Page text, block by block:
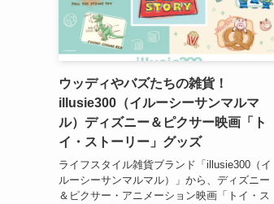
ウッディやバズたちの雑貨！
illusie300（イルーシーサンマルマ
ル）ディズニー＆ピクサー映画「ト
イ・ストーリー」グッズ
ライフスタイル雑貨ブランド「illusie300（イ
ルーシーサンマルマル）」から、ディズニー
＆ピクサー・アニメーション映画「トイ・ス